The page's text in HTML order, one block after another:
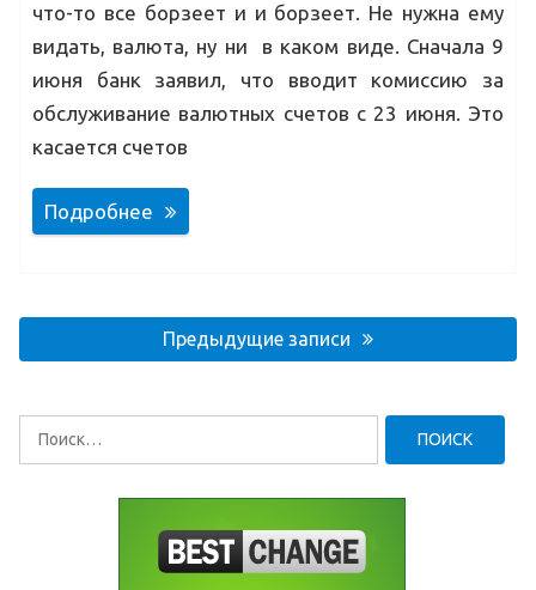
что-то все борзеет и и борзеет. Не нужна ему
видать, валюта, ну ни в каком виде. Сначала 9
июня банк заявил, что вводит комиссию за
обслуживание валютных счетов с 23 июня. Это
касается счетов
Подробнее
записям
Предыдущие записи